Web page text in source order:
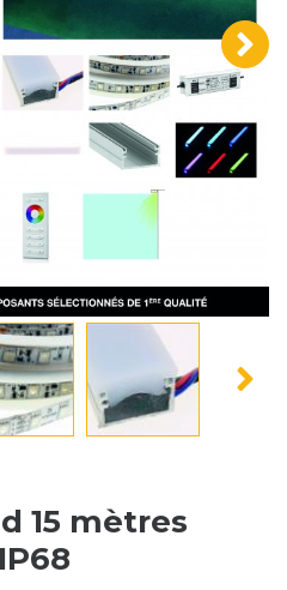
›
15 mètres